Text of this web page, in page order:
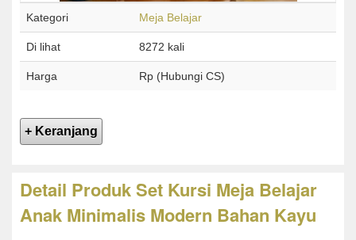
Kategori Meja Belajar
Di lihat 8272 kali
Harga Rp (Hubungi CS)
Detail Produk Set Kursi Meja Belajar
Anak Minimalis Modern Bahan Kayu